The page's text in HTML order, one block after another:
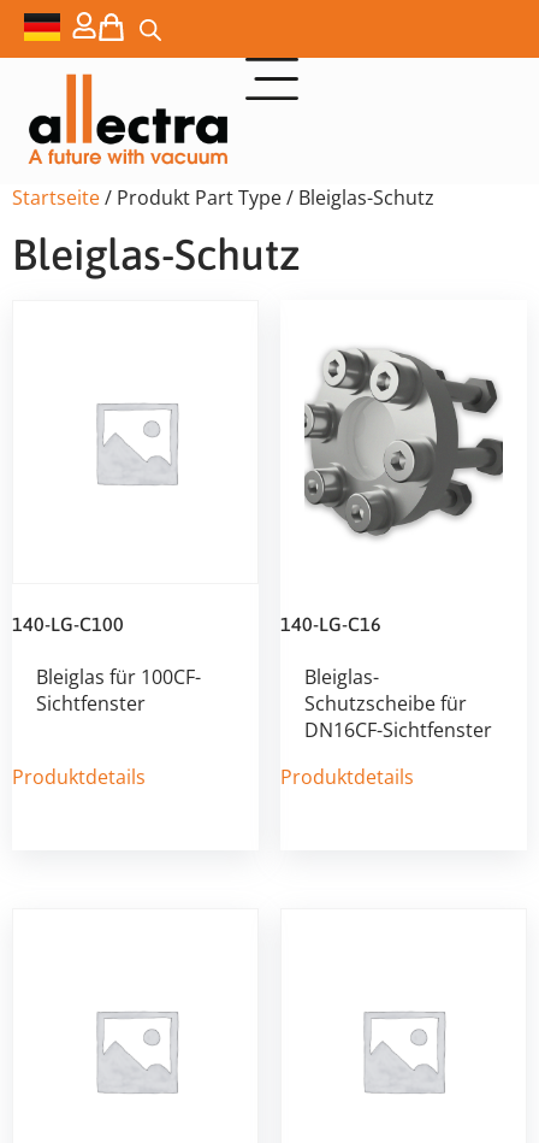
Startseite/ Produkt Part Type / Bleiglas-Schutz
Bleiglas-Schutz
140-LG-C100
Bleiglas für 100CF-
Sichtfenster
Produktdetails
140-LG-C16
Bleiglas-
Schutzscheibe für
DN16CF-Sichtfenster
Produktdetails